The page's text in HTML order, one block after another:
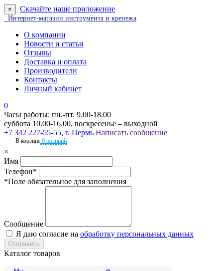
× Скачайте наше приложение
Интернет-магазин инструмента и крепежа
О компании
Новости и статьи
Отзывы
Доставка и оплата
Производители
Контакты
Личный кабинет
0
Часы работы: пн.-пт. 9.00-18.00
суббота 10.00-16.00, воскресенье – выходной
+7 342 227-55-55, г. Пермь Написать сообщение
В корзине 0 позиций
×
Имя
Телефон*
*Поле обязательное для заполнения
Сообщение
Я даю согласие на обработку персональных данных
Каталог товаров